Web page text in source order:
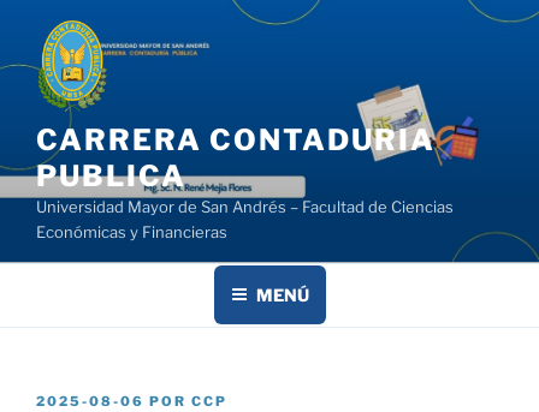
contenido
CARRERA CONTADURIA
PUBLICA
Universidad Mayor de San Andrés – Facultad de Ciencias
Económicas y Financieras
MENÚ
PUBLICADO
2025-08-06 POR CCP